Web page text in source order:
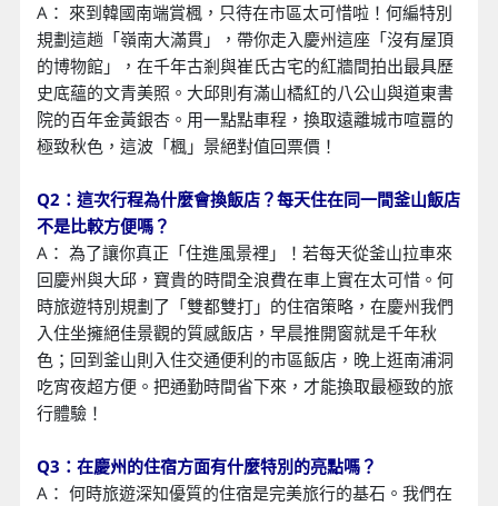
A： 來到韓國南端賞楓，只待在市區太可惜啦！何編特別
規劃這趟「嶺南大滿貫」，帶你走入慶州這座「沒有屋頂
的博物館」，在千年古剎與崔氏古宅的紅牆間拍出最具歷
史底蘊的文青美照。大邱則有滿山橘紅的八公山與道東書
院的百年金黃銀杏。用一點點車程，換取遠離城市喧囂的
極致秋色，這波「楓」景絕對值回票價！
Q2：這次行程為什麼會換飯店？每天住在同一間釜山飯店
不是比較方便嗎？
A： 為了讓你真正「住進風景裡」！若每天從釜山拉車來
回慶州與大邱，寶貴的時間全浪費在車上實在太可惜。何
時旅遊特別規劃了「雙都雙打」的住宿策略，在慶州我們
入住坐擁絕佳景觀的質感飯店，早晨推開窗就是千年秋
色；回到釜山則入住交通便利的市區飯店，晚上逛南浦洞
吃宵夜超方便。把通勤時間省下來，才能換取最極致的旅
行體驗！
Q3：在慶州的住宿方面有什麼特別的亮點嗎？
A： 何時旅遊深知優質的住宿是完美旅行的基石。我們在